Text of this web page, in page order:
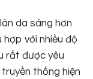
da sáng hơn
với nhiều độ
rất được yêu
thống hiện